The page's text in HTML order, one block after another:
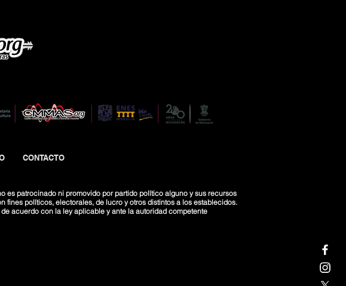
CONTACTO
es patrocinado ni promovido por partido político alguno y sus recursos
fines políticos, electorales, de lucro y otros distintos a los establecidos.
acuerdo con la ley aplicable y ante la autoridad competente